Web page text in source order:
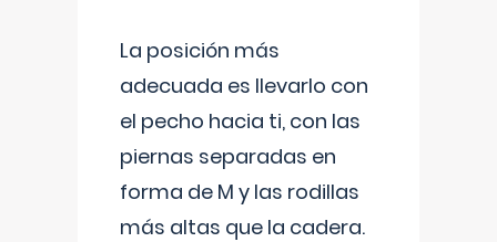
La posición más
adecuada es llevarlo con
el pecho hacia ti, con las
piernas separadas en
forma de M y las rodillas
más altas que la cadera.